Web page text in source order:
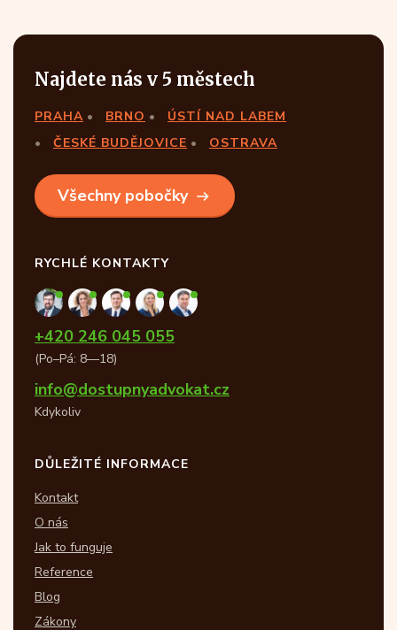
Najdete nás v 5 městech
PRAHA BRNO
ÚSTÍ NAD LABEM
ČESKÉ BUDĚJOVICE
OSTRAVA
Všechny pobočky
RYCHLÉ KONTAKTY
+420 246 045 055
(Po–Pá: 8—18)
info@dostupnyadvokat.cz
Kdykoliv
DŮLEŽITÉ INFORMACE
Kontakt
O nás
Jak to funguje
Reference
Blog
Zákony